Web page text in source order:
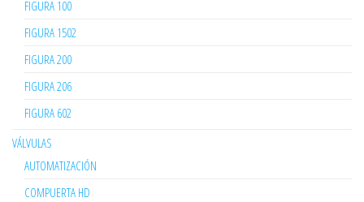
FIGURA 100
FIGURA 1502
FIGURA 200
FIGURA 206
FIGURA 602
VÁLVULAS
AUTOMATIZACIÓN
COMPUERTA HD